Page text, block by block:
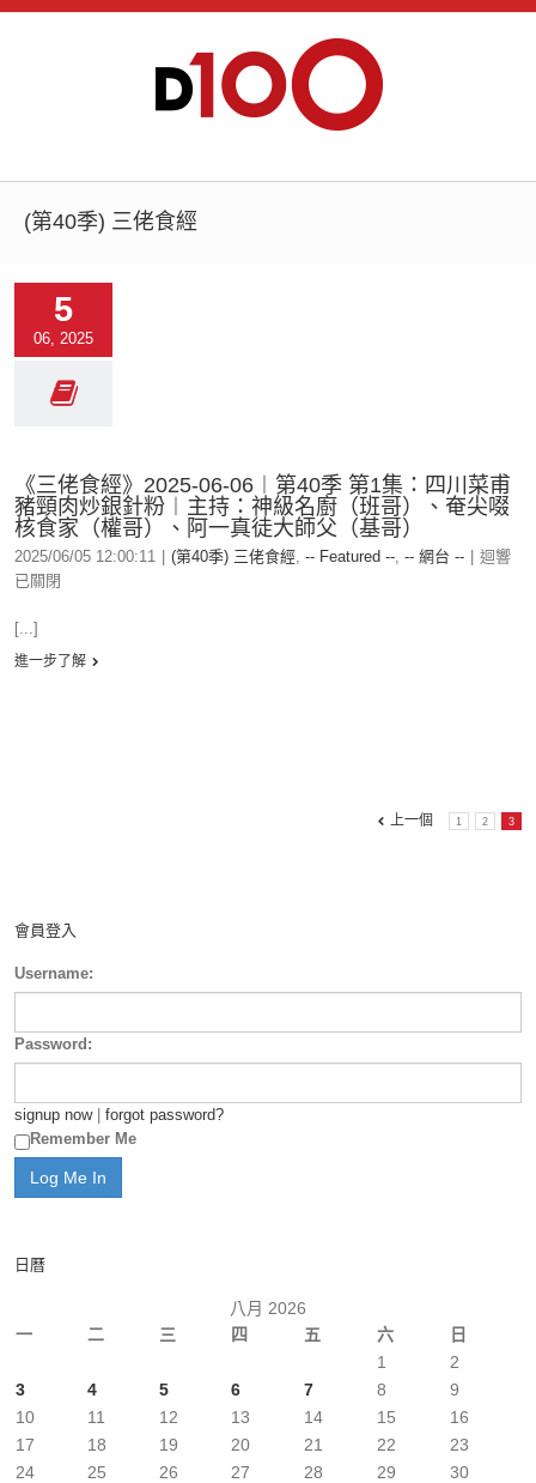
(第40季) 三佬食經
5
06, 2025
《三佬食經》2025-06-06︱第40季 第1集：四川菜甫
豬頸肉炒銀針粉︱主持：神級名廚（班哥）、奄尖啜
核食家（權哥）、阿一真徒大師父（基哥）
2025/06/05 12:00:11 (第40季) 三佬食經, -- Featured --, -- 網台 --
迴響
已關閉
[...]
進一步了解
上一個 1 2 3
會員登入
Username:
Password:
signup now| forgot password?
Remember Me
日曆
八月 2026
一
二 三 四 五 六 日
1
2
3
4 5 6 7 8
9
10
11 12 13 14 15
16
17
18 19 20 21 22
23
24
25 26 27 28 29
30